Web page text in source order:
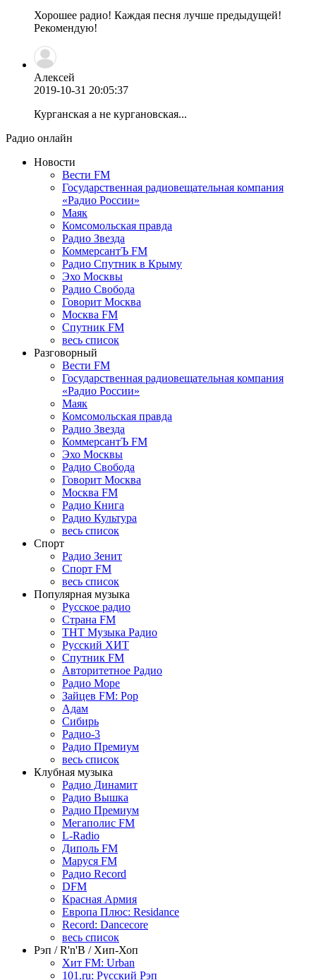
Хорошее радио! Каждая песня лучше предыдущей!
Рекомендую!
Алексей
2019-10-31 20:05:37
Курганская а не кургановская...
Радио онлайн
Новости
Вести FM
Государственная радиовещательная компания
«Радио России»
Маяк
Комсомольская правда
Радио Звезда
КоммерсантЪ FM
Радио Спутник в Крыму
Эхо Москвы
Радио Свобода
Говорит Москва
Москва FM
Спутник FM
весь список
Разговорный
Вести FM
Государственная радиовещательная компания
«Радио России»
Маяк
Комсомольская правда
Радио Звезда
КоммерсантЪ FM
Эхо Москвы
Радио Свобода
Говорит Москва
Москва FM
Радио Книга
Радио Культура
весь список
Спорт
Радио Зенит
Спорт FM
весь список
Популярная музыка
Русское радио
Страна FM
ТНТ Музыка Радио
Русский ХИТ
Спутник FM
Авторитетное Радио
Радио Море
Зайцев FM: Pop
Адам
Сибирь
Радио-3
Радио Премиум
весь список
Клубная музыка
Радио Динамит
Радио Вышка
Радио Премиум
Мегаполис FM
L-Radio
Диполь FM
Маруся FM
Радио Record
DFM
Красная Армия
Европа Плюс: Residance
Record: Dancecore
весь список
Рэп / R'n'B / Хип-Хоп
Хит FM: Urban
101.ru: Русский Рэп